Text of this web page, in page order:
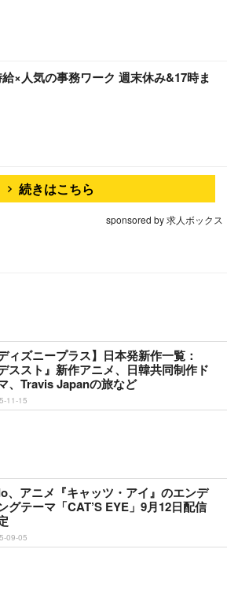
×人気の事務ワーク 週末休み&17時ま
続きはこちら
sponsored by 求人ボックス
ディズニープラス】日本発新作一覧：
デススト』新作アニメ、日韓共同制作ド
、Travis Japanの旅など
11-15
、アニメ『キャッツ・アイ』のエンデ
グテーマ「CAT’S EYE」9月12日配信
09-05